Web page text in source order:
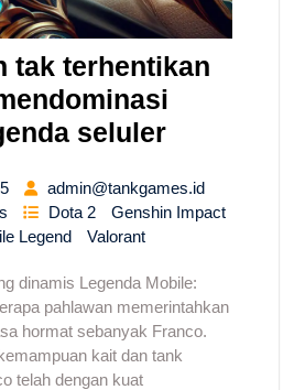
tak terhentikan
seluler
admin@tankgames.id
Dota 2
Genshin Impact
Legend Valorant
dinamis Legenda Mobile:
pahlawan memerintahkan
hormat sebanyak Franco.
kait dan tank
telah dengan kuat